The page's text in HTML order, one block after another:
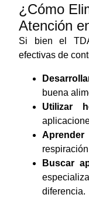
¿Cómo
Atención
Si bien el
efectivas de
buena
Utilizar
Buscar
diferencia.